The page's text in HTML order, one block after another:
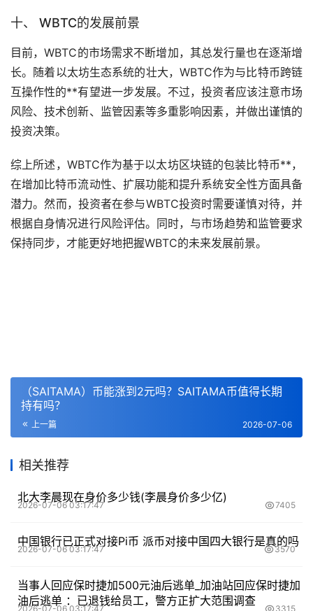
十、 WBTC的发展前景
目前，WBTC的市场需求不断增加，其总发行量也在逐渐增
长。随着以太坊生态系统的壮大，WBTC作为与比特币跨链
互操作性的**有望进一步发展。不过，投资者应该注意市场
风险、技术创新、监管因素等多重影响因素，并做出谨慎的
投资决策。
综上所述，WBTC作为基于以太坊区块链的包装比特币**，
在增加比特币流动性、扩展功能和提升系统安全性方面具备
潜力。然而，投资者在参与WBTC投资时需要谨慎对待，并
根据自身情况进行风险评估。同时，与市场趋势和监管要求
保持同步，才能更好地把握WBTC的未来发展前景。
（SAITAMA）币能涨到2元吗？SAITAMA币值得长期
持有吗？
上一篇 2026-07-06
相关推荐
北大李晨现在身价多少钱(李晨身价多少亿)
2026-07-06 03:17:47 7405
中国银行已正式对接Pi币 派币对接中国四大银行是真的吗
2026-07-06 03:17:47 3570
当事人回应保时捷加500元油后逃单_加油站回应保时捷加
油后逃单 ：已退钱给员工，警方正扩大范围调查
2026-07-06 03:17:47 3315